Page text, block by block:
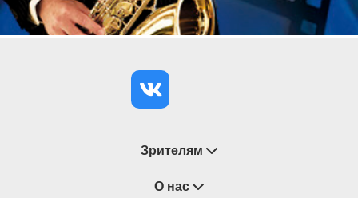
Зрителям
Восстановление билетов
О нас